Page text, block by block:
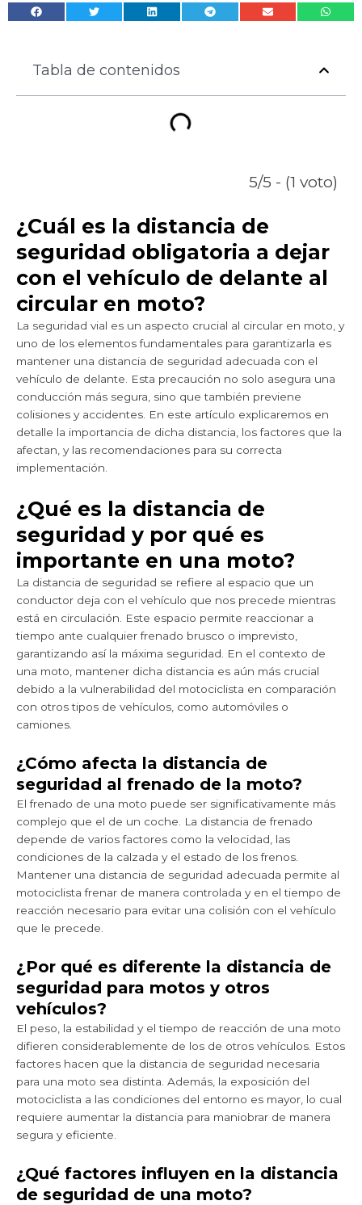
Tabla de contenidos
5/5 - (1 voto)
¿Cuál es la distancia de
seguridad obligatoria a dejar
con el vehículo de delante al
circular en moto?
La seguridad vial es un aspecto crucial al circular en moto, y
uno de los elementos fundamentales para garantizarla es
mantener una distancia de seguridad adecuada con el
vehículo de delante. Esta precaución no solo asegura una
conducción más segura, sino que también previene
colisiones y accidentes. En este artículo explicaremos en
detalle la importancia de dicha distancia, los factores que la
afectan, y las recomendaciones para su correcta
implementación.
¿Qué es la distancia de
seguridad y por qué es
importante en una moto?
La distancia de seguridad se refiere al espacio que un
conductor deja con el vehículo que nos precede mientras
está en circulación. Este espacio permite reaccionar a
tiempo ante cualquier frenado brusco o imprevisto,
garantizando así la máxima seguridad. En el contexto de
una moto, mantener dicha distancia es aún más crucial
debido a la vulnerabilidad del motociclista en comparación
con otros tipos de vehículos, como automóviles o
camiones.
¿Cómo afecta la distancia de
seguridad al frenado de la moto?
El frenado de una moto puede ser significativamente más
complejo que el de un coche. La distancia de frenado
depende de varios factores como la velocidad, las
condiciones de la calzada y el estado de los frenos.
Mantener una distancia de seguridad adecuada permite al
motociclista frenar de manera controlada y en el tiempo de
reacción necesario para evitar una colisión con el vehículo
que le precede.
¿Por qué es diferente la distancia de
seguridad para motos y otros
vehículos?
El peso, la estabilidad y el tiempo de reacción de una moto
difieren considerablemente de los de otros vehículos. Estos
factores hacen que la distancia de seguridad necesaria
para una moto sea distinta. Además, la exposición del
motociclista a las condiciones del entorno es mayor, lo cual
requiere aumentar la distancia para maniobrar de manera
segura y eficiente.
¿Qué factores influyen en la distancia
de seguridad de una moto?